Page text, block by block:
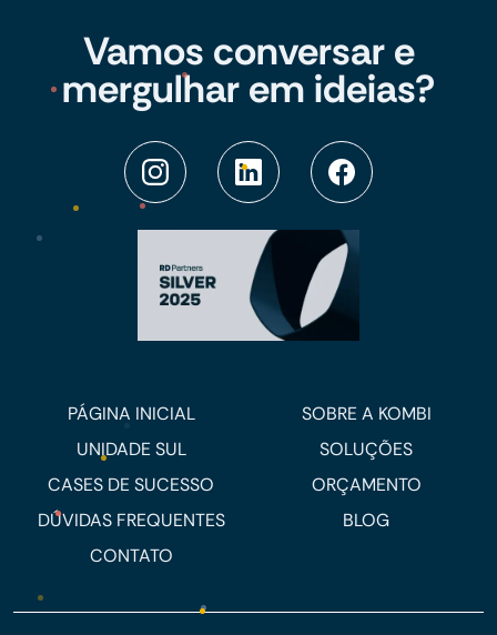
Vamos conversar e
mergulhar em ideias?
PÁGINA INICIAL
SOBRE A KOMBI
UNIDADE SUL
SOLUÇÕES
CASES DE SUCESSO
ORÇAMENTO
DÚVIDAS FREQUENTES
BLOG
CONTATO